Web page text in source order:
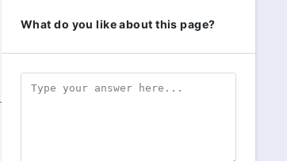
よろしくお願い致します！！
What do you like about this page?